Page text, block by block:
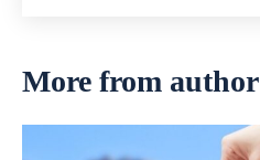
More from author